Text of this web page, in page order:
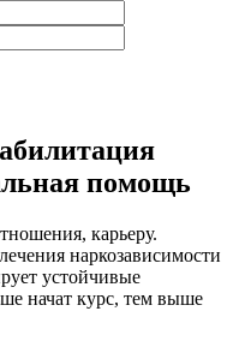
помощь
карьеру.
наркозависимости
устойчивые
начат курс, тем выше